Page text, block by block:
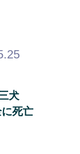
犬
死亡